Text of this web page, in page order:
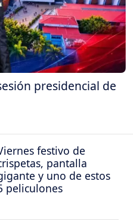
presidencial de
festivo de
pantalla
y uno de estos
peliculones